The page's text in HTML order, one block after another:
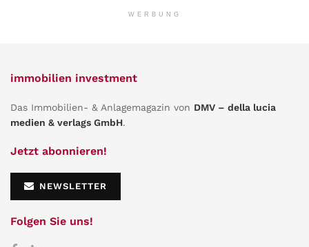
WERBUNG
immobilien investment
Das Immobilien- & Anlagemagazin von DMV – della lucia
medien & verlags GmbH.
Jetzt abonnieren!
NEWSLETTER
Folgen Sie uns!